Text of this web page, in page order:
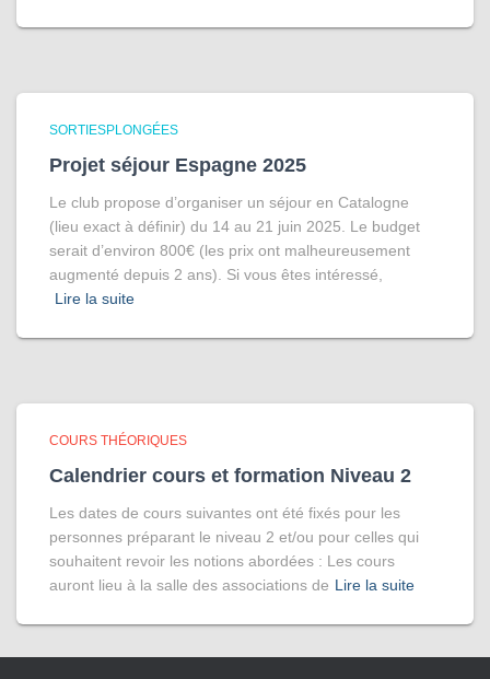
SORTIESPLONGÉES
Projet séjour Espagne 2025
Le club propose d’organiser un séjour en Catalogne
(lieu exact à définir) du 14 au 21 juin 2025. Le budget
serait d’environ 800€ (les prix ont malheureusement
augmenté depuis 2 ans). Si vous êtes intéressé,
Lire la suite
COURS THÉORIQUES
Calendrier cours et formation Niveau 2
Les dates de cours suivantes ont été fixés pour les
personnes préparant le niveau 2 et/ou pour celles qui
souhaitent revoir les notions abordées : Les cours
auront lieu à la salle des associations de Lire la suite